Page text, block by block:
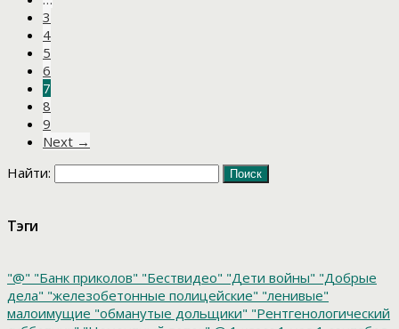
3
4
5
6
7
8
9
Next →
Найти:
Тэги
"@" "Банк приколов" "Бествидео" "Дети войны" "Добрые
дела" "железобетонные полицейские" "ленивые"
малоимущие "обманутые дольщики" "Рентгенологический